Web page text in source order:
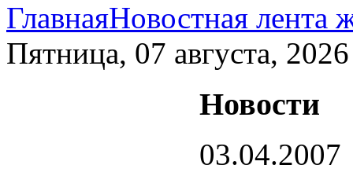
ГлавнаяНовостная лента
Пятница, 07 августа, 2026
Новости
03.04.2007